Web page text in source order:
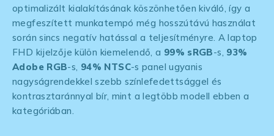
optimalizált kialakításának köszönhetően kiváló, így a
megfeszített munkatempó még hosszútávú használat
során sincs negatív hatással a teljesítményre. A laptop
FHD kijelzője külön kiemelendő, a 99% sRGB-s, 93%
Adobe RGB-s, 94% NTSC-s panel ugyanis
nagyságrendekkel szebb színlefedettsággel és
kontrasztaránnyal bír, mint a legtöbb modell ebben a
kategóriában.